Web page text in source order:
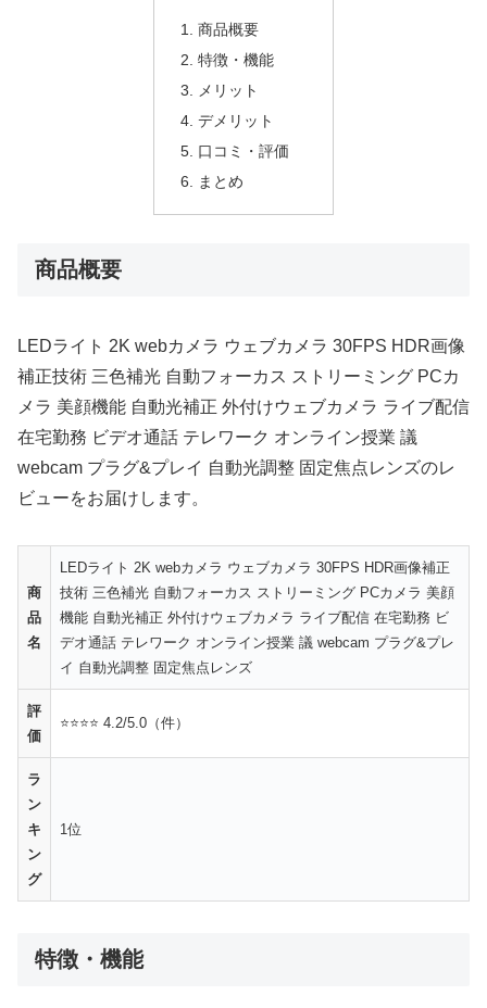
商品概要
特徴・機能
メリット
デメリット
口コミ・評価
まとめ
商品概要
LEDライト 2K webカメラ ウェブカメラ 30FPS HDR画像
補正技術 三色補光 自動フォーカス ストリーミング PCカ
メラ 美顔機能 自動光補正 外付けウェブカメラ ライブ配信
在宅勤務 ビデオ通話 テレワーク オンライン授業 議
webcam プラグ&プレイ 自動光調整 固定焦点レンズのレ
ビューをお届けします。
商
品
名
LEDライト 2K webカメラ ウェブカメラ 30FPS HDR画像補正
技術 三色補光 自動フォーカス ストリーミング PCカメラ 美顔
機能 自動光補正 外付けウェブカメラ ライブ配信 在宅勤務 ビ
デオ通話 テレワーク オンライン授業 議 webcam プラグ&プレ
イ 自動光調整 固定焦点レンズ
評
価
⭐⭐⭐⭐ 4.2/5.0（件）
ラ
ン
キ
ン
グ
1位
特徴・機能